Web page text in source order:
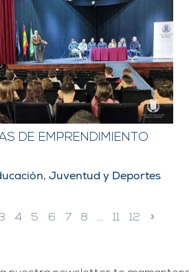
DE EMPRENDIMIENTO
Juventud y Deportes
4 5 6 7 8 ... 11 12 »